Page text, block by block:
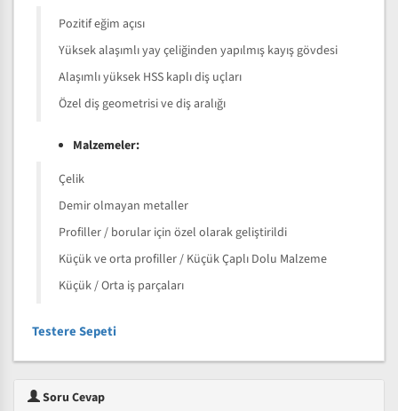
Pozitif eğim açısı
Yüksek alaşımlı yay çeliğinden yapılmış kayış gövdesi
Alaşımlı yüksek HSS kaplı diş uçları
Özel diş geometrisi ve diş aralığı
Malzemeler:
Çelik
Demir olmayan metaller
Profiller / borular için özel olarak geliştirildi
Küçük ve orta profiller / Küçük Çaplı Dolu Malzeme
Küçük / Orta iş parçaları
Testere Sepeti
Soru Cevap